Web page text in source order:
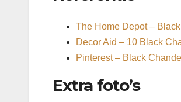
The Home Depot –
Decor Aid – 10 Black
Pinterest – Black
Extra foto’s